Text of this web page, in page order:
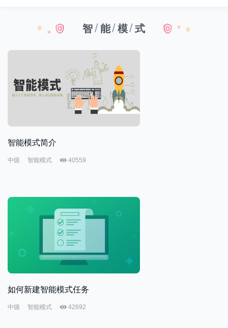
智/能/模/式
智能模式简介
中级 智能模式 40559
如何新建智能模式任务
中级 智能模式 42692